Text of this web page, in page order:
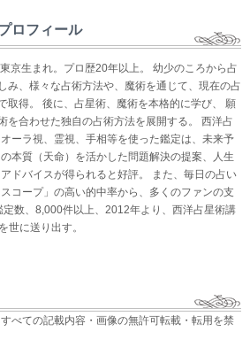
ロフィール
京生まれ。プロ歴20年以上。 幼少のころから占
み、様々な占術方法や、魔術を通じて、現在の占
取得。 後に、占星術、魔術を本格的に学び、 願
を合わせた独自の占術方法を展開する。 西洋占
ーラ視、霊視、手相等を使った鑑定は、未来予
本質（天命）を活かした問題解決の提案、人生
ドバイスが得られると好評。 また、毎日の占い
コープ」の高い的中率から、多くのファンの支
数、8,000件以上、2012年より、西洋占星術講
世に送り出す。
べての記載内容・画像の無許可転載・転用を禁